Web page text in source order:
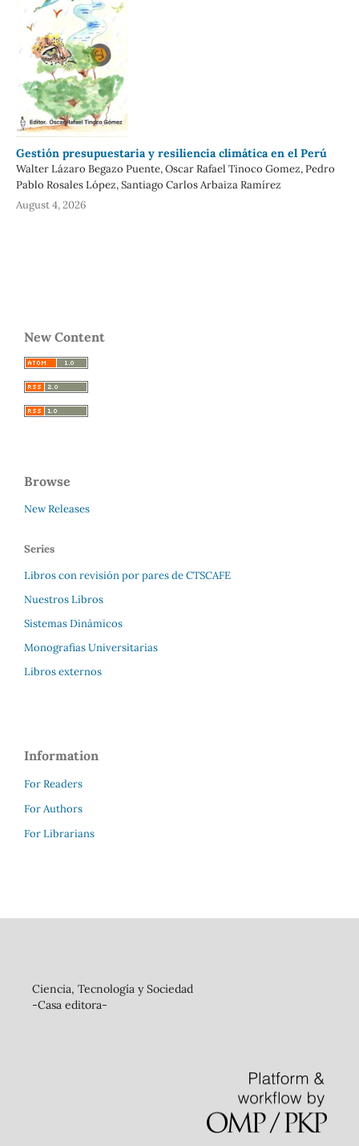
Gestión presupuestaria y resiliencia climática en el Perú
Walter Lázaro Begazo Puente, Oscar Rafael Tinoco Gomez, Pedro
Pablo Rosales López, Santiago Carlos Arbaiza Ramírez
August 4, 2026
New Content
Browse
New Releases
Series
Libros con revisión por pares de CTSCAFE
Nuestros Libros
Sistemas Dinámicos
Monografias Universitarias
Libros externos
Information
For Readers
For Authors
For Librarians
Ciencia, Tecnología y Sociedad
-Casa editora-